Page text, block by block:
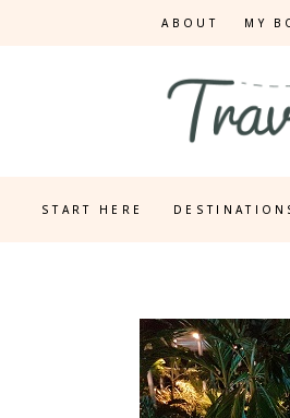
ABOUT MY
START HERE